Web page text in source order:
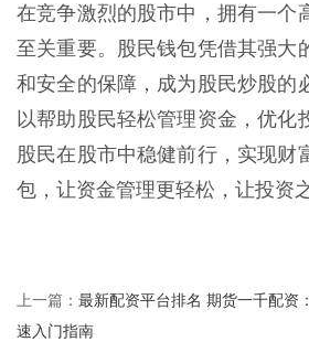
在竞争激烈的股市中，拥有一个
至关重要。股民钱包凭借其强大
和安全的保障，成为股民炒股的
以帮助股民轻松管理资金，优化
股民在股市中稳健前行，实现财
包，让资金管理更轻松，让投资
上一篇： 最新配资平台排名 期货一千配资
速入门指南